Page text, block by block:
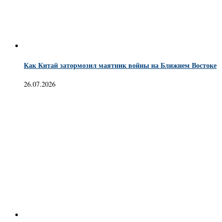
Как Китай затормозил маятник войны на Ближнем Востоке
26.07.2026